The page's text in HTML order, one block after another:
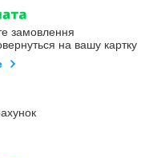
замовлення
на вашу картку